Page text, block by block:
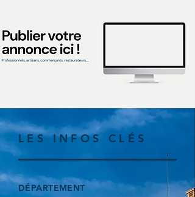
LES INFOS CLÉS
DÉPARTEMENT